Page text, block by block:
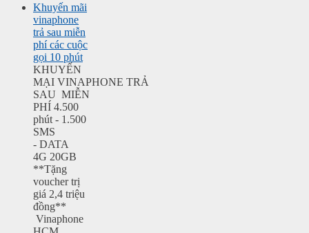
Khuyến mãi
vinaphone
trả sau miễn
phí các cuộc
gọi 10 phút
KHUYẾN
MẠI VINAPHONE TRẢ
SAU MIỄN
PHÍ 4.500
phút - 1.500
SMS
- DATA
4G 20GB
**Tặng
voucher trị
giá 2,4 triệu
đồng**
Vinaphone